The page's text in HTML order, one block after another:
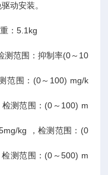
动安装。
：5.1kg
测范围：抑制率(0～10
范围：(0～100) mg/k
测范围：(0～100) m
kg ，检测范围：(0
测范围：(0～500) m